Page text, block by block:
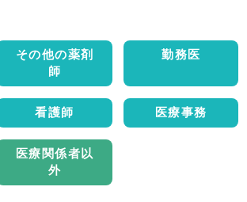
その他の薬剤
師
勤務医
看護師 医療事務
医療関係者以
外